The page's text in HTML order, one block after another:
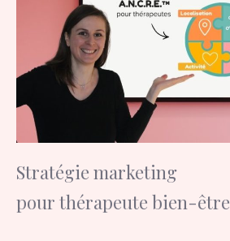
Stratégie marketing
pour thérapeute bien-être